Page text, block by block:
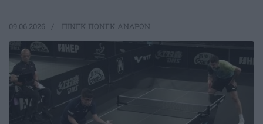
09.06.2026 ΠΙΝΓΚ ΠΟΝΓΚ ΑΝΔΡΩΝ